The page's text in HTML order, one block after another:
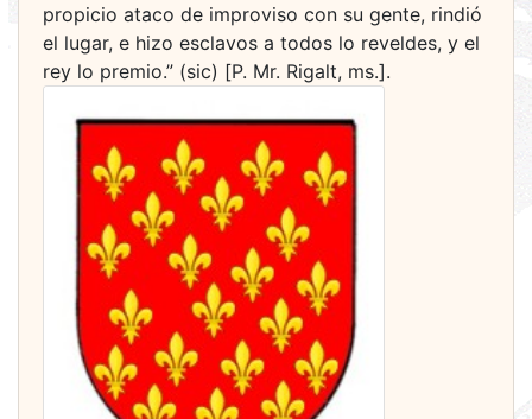
propicio ataco de improviso con su gente, rindió
el lugar, e hizo esclavos a todos lo reveldes, y el
rey lo premio.” (sic) [P. Mr. Rigalt, ms.].